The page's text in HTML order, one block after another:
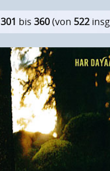
301 bis 360(von 522